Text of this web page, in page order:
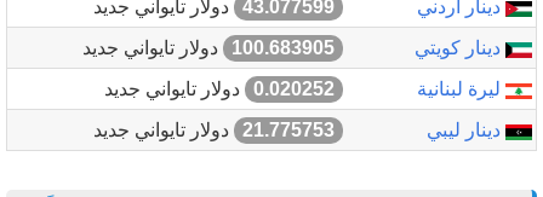
دينار أردني
43.077599
دولار تايواني جديد
دينار كويتي
100.683905
دولار تايواني جديد
ليرة لبنانية
0.020252
دولار تايواني جديد
دينار ليبي
21.775753 دولار تايواني جديد